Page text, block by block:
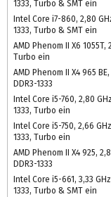
1333, Turbo & SMT ein
Intel Core i7-860, 2,80
1333, Turbo & SMT ein
AMD Phenom II X6 1055T,
Turbo ein
AMD Phenom II X4 965
DDR3-1333
Intel Core i5-760, 2,80
1333, Turbo ein
Intel Core i5-750, 2,66
1333, Turbo ein
AMD Phenom II X4 925,
DDR3-1333
Intel Core i5-661, 3,33
1333, Turbo & SMT ein